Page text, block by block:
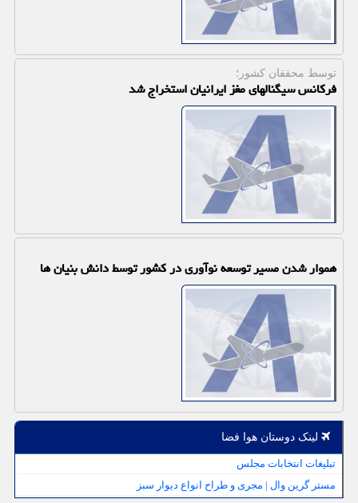
توسط محققان كشور؛
فركانس سیگنالهای مغز ایرانیان استخراج شد
هموار شدن مسیر توسعه نوآوری در كشور توسط دانش بنیان ها
لینک دوستان هوا فضا
تبلیغات انتخابات مجلس
مستر گرین وال | مجری و طراح انواع دیوار سبز